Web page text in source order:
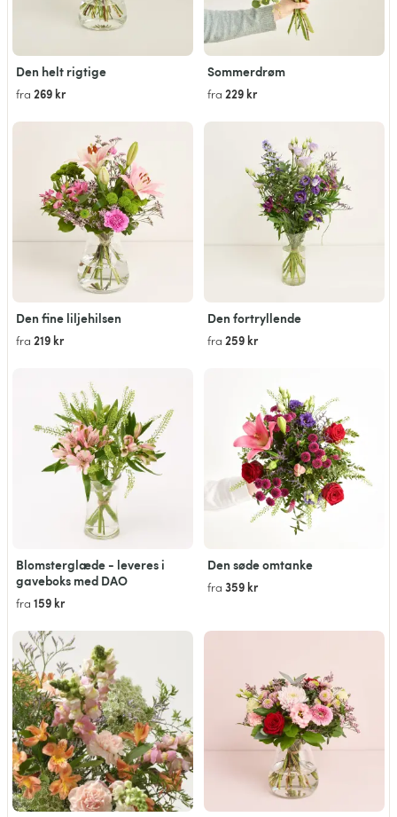
Den helt rigtige
fra 269 kr
Sommerdrøm
fra 229 kr
Den fine liljehilsen
fra 219 kr
Den fortryllende
fra 259 kr
Blomsterglæde - leveres i
gaveboks med DAO
fra 159 kr
Den søde omtanke
fra 359 kr